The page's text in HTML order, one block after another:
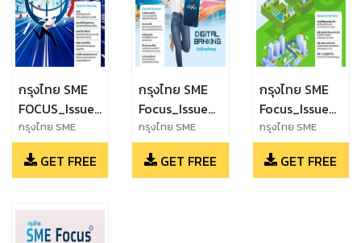
กรุงไทย SME
FOCUS_Issue
42_May -
July 2024
กรุงไทย SME
FOCUS_Issue
42_May - July
2024
GET FREE
กรุงไทย SME
Focus_Issue
41_February -
April 2024
กรุงไทย SME
Focus_Issue
41_February -
April 2024
GET FREE
กรุงไทย SME
Focus_Issue
40_November
2023-
January 2024
กรุงไทย SME
Focus_Issue
40_November
2023-January
GET FREE